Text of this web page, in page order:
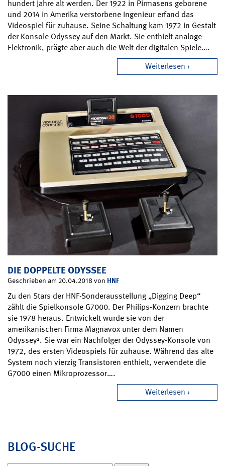
hundert Jahre alt werden. Der 1922 in Pirmasens geborene
und 2014 in Amerika verstorbene Ingenieur erfand das
Videospiel für zuhause. Seine Schaltung kam 1972 in Gestalt
der Konsole Odyssey auf den Markt. Sie enthielt analoge
Elektronik, prägte aber auch die Welt der digitalen Spiele….
Weiterlesen
DIE DOPPELTE ODYSSEE
Geschrieben am 20.04.2018 von HNF
Zu den Stars der HNF-Sonderausstellung „Digging Deep“
zählt die Spielkonsole G7000. Der Philips-Konzern brachte
sie 1978 heraus. Entwickelt wurde sie von der
amerikanischen Firma Magnavox unter dem Namen
Odyssey². Sie war ein Nachfolger der Odyssey-Konsole von
1972, des ersten Videospiels für zuhause. Während das alte
System noch vierzig Transistoren enthielt, verwendete die
G7000 einen Mikroprozessor….
Weiterlesen
BLOG-SUCHE